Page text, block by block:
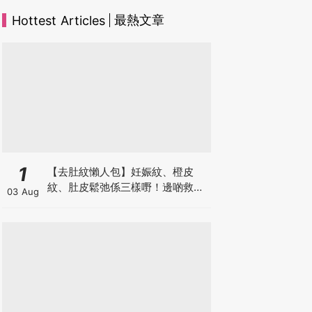
Hottest Articles 最熱文章
1
03 Aug
【去肚紋懶人包】妊娠紋、橙皮
紋、肚皮鬆弛係三樣嘢！邊啲救得